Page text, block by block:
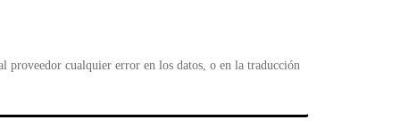
proveedor cualquier error en los datos, o en la traducción